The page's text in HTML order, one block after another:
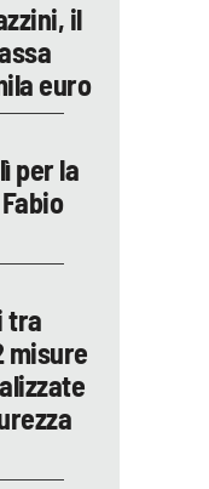
il
euro
per la
tra
misure